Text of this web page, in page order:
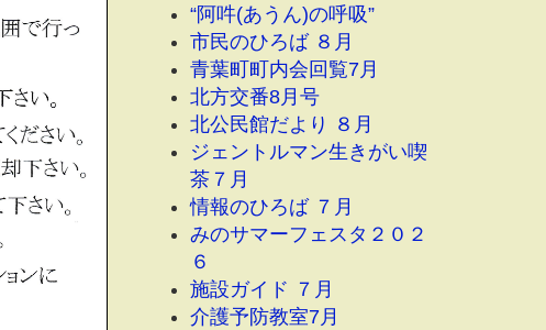
“阿吽(あうん)の呼吸”
市民のひろば ８月
青葉町町内会回覧7月
北方交番8月号
北公民館だより ８月
ジェントルマン生きがい喫
茶７月
情報のひろば ７月
みのサマーフェスタ２０２
６
施設ガイド ７月
介護予防教室7月